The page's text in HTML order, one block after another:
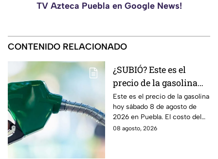
TV Azteca Puebla en Google News!
CONTENIDO RELACIONADO
¿SUBIÓ? Este es el
precio de la gasolina
Puebla hoy sábado 8 de
agosto de 2026
Este es el precio de la gasolina
hoy sábado 8 de agosto de
2026 en Puebla. El costo del
combustible cambia todos los
08 agosto, 2026